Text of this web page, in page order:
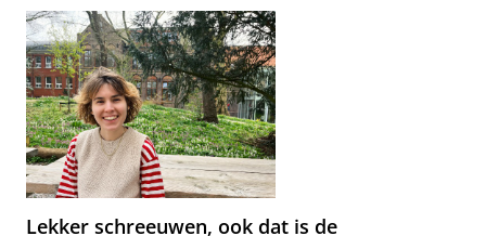
Lekker schreeuwen, ook dat is de